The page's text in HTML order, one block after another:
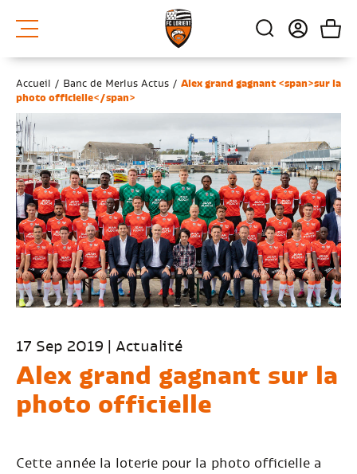
Accueil / Banc de Merlus Actus / Alex grand gagnant <span>sur la
photo officielle</span>
17 Sep 2019 | Actualité
Alex grand gagnant sur la
photo officielle
Cette année la loterie pour la photo officielle a